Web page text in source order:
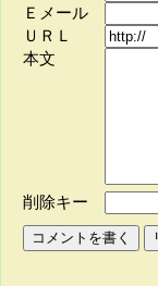
Ｅメール
ＵＲＬ
本文
削除キー